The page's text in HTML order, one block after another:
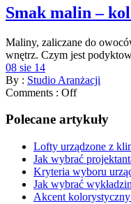
Smak malin –
Maliny, zaliczane do
wnętrz. Czym jest
08 sie 14
By : Studio Aranżacji
Comments : Off
Polecane artykuły
Lofty urządzone z
Jak wybrać
Kryteria wyboru
Jak wybrać
Akcent